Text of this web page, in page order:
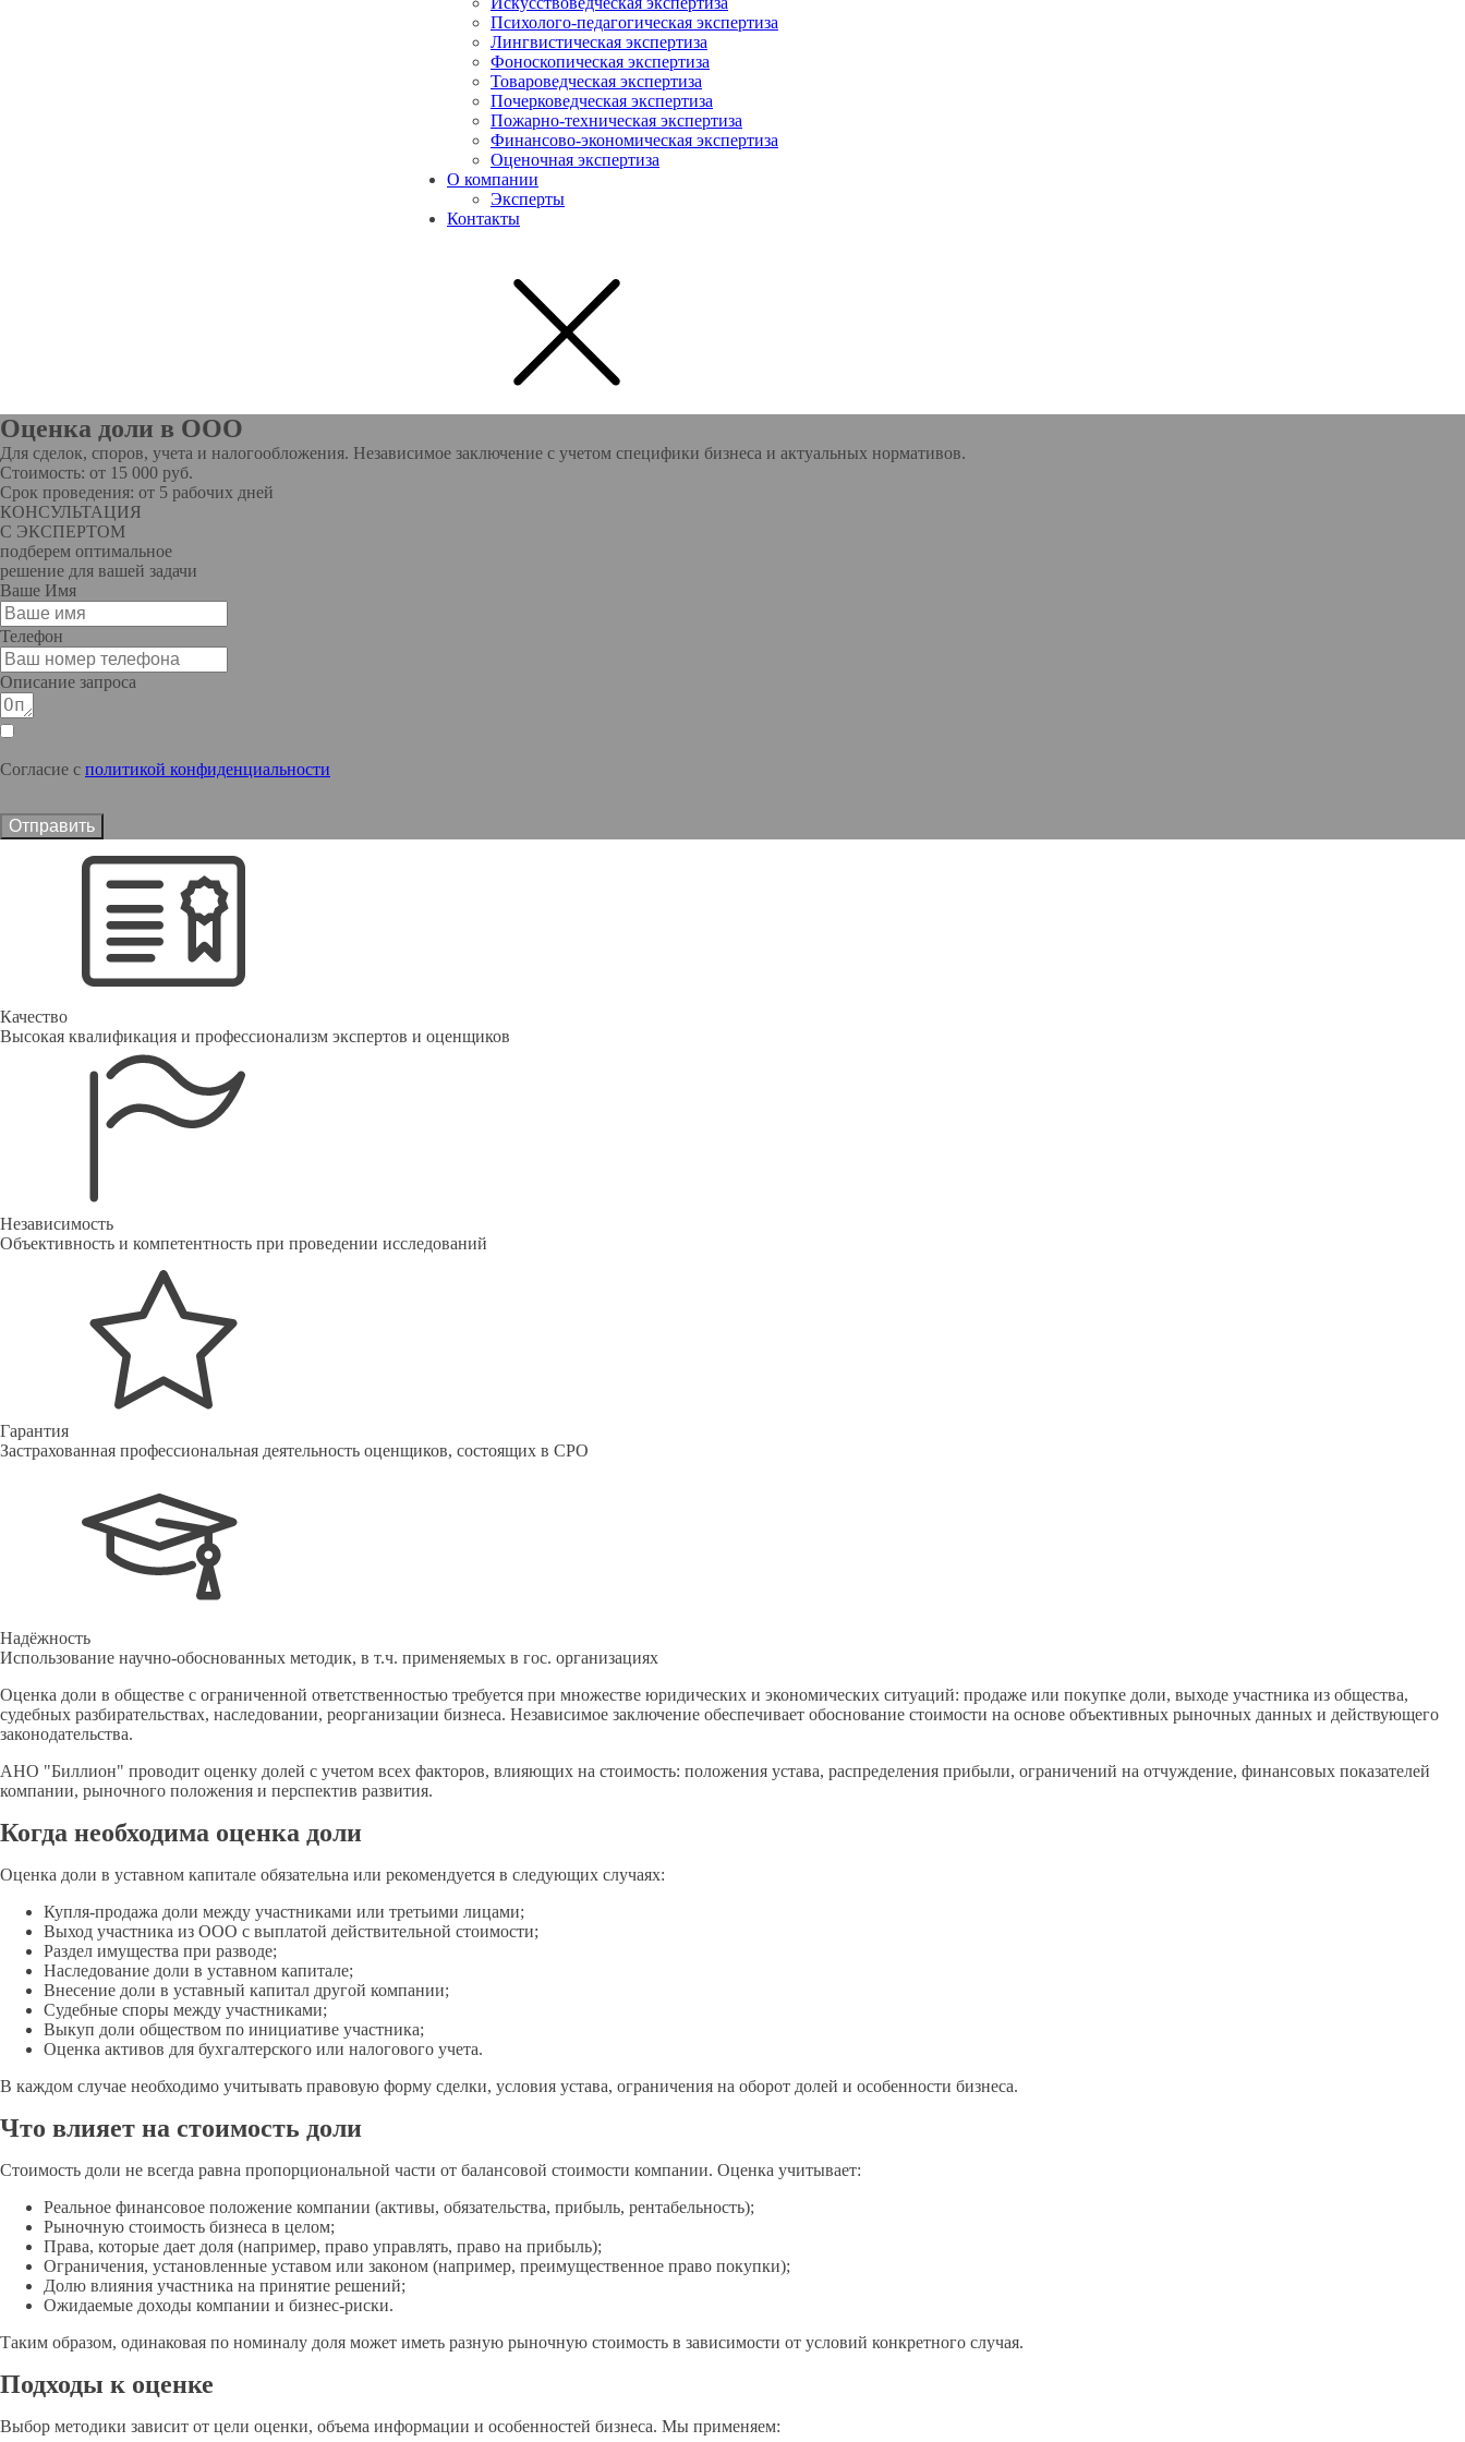
Психолого-педагогическая экспертиза
Лингвистическая экспертиза
Фоноскопическая экспертиза
Товароведческая экспертиза
Почерковедческая экспертиза
Пожарно-техническая экспертиза
Финансово-экономическая экспертиза
Оценочная экспертиза
О компании
Эксперты
Контакты
Оценка доли в ООО
Для сделок, споров, учета и налогообложения. Независимое заключение с учетом специфики бизнеса и актуальных нормативов.
Стоимость: от 15 000 руб.
Срок проведения: от 5 рабочих дней
КОНСУЛЬТАЦИЯ
С ЭКСПЕРТОМ
подберем оптимальное
решение для вашей задачи
Ваше Имя
Телефон
Описание запроса
Согласие с политикой конфиденциальности
Отправить
Качество
Высокая квалификация и профессионализм экспертов и оценщиков
Независимость
Объективность и компетентность при проведении исследований
Гарантия
Застрахованная профессиональная деятельность оценщиков, состоящих в СРО
Надёжность
Использование научно-обоснованных методик, в т.ч. применяемых в гос. организациях
Оценка доли в обществе с ограниченной ответственностью требуется при множестве юридических и экономических ситуаций: продаже или покупке доли, выходе участника из общества,
судебных разбирательствах, наследовании, реорганизации бизнеса. Независимое заключение обеспечивает обоснование стоимости на основе объективных рыночных данных и действующего
законодательства.
АНО "Биллион" проводит оценку долей с учетом всех факторов, влияющих на стоимость: положения устава, распределения прибыли, ограничений на отчуждение, финансовых показателей
компании, рыночного положения и перспектив развития.
Когда необходима оценка доли
Оценка доли в уставном капитале обязательна или рекомендуется в следующих случаях:
Купля-продажа доли между участниками или третьими лицами;
Выход участника из ООО с выплатой действительной стоимости;
Раздел имущества при разводе;
Наследование доли в уставном капитале;
Внесение доли в уставный капитал другой компании;
Судебные споры между участниками;
Выкуп доли обществом по инициативе участника;
Оценка активов для бухгалтерского или налогового учета.
В каждом случае необходимо учитывать правовую форму сделки, условия устава, ограничения на оборот долей и особенности бизнеса.
Что влияет на стоимость доли
Стоимость доли не всегда равна пропорциональной части от балансовой стоимости компании. Оценка учитывает:
Реальное финансовое положение компании (активы, обязательства, прибыль, рентабельность);
Рыночную стоимость бизнеса в целом;
Права, которые дает доля (например, право управлять, право на прибыль);
Ограничения, установленные уставом или законом (например, преимущественное право покупки);
Долю влияния участника на принятие решений;
Ожидаемые доходы компании и бизнес-риски.
Таким образом, одинаковая по номиналу доля может иметь разную рыночную стоимость в зависимости от условий конкретного случая.
Подходы к оценке
Выбор методики зависит от цели оценки, объема информации и особенностей бизнеса. Мы применяем: